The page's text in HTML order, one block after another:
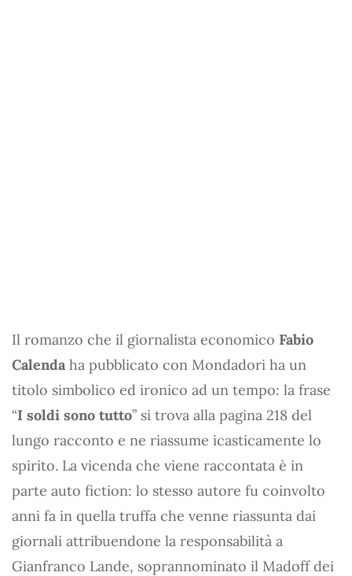
Il romanzo che il giornalista economico Fabio
Calenda ha pubblicato con Mondadori ha un
titolo simbolico ed ironico ad un tempo: la frase
“I soldi sono tutto” si trova alla pagina 218 del
lungo racconto e ne riassume icasticamente lo
spirito. La vicenda che viene raccontata è in
parte auto fiction: lo stesso autore fu coinvolto
anni fa in quella truffa che venne riassunta dai
giornali attribuendone la responsabilità a
Gianfranco Lande, soprannominato il Madoff dei